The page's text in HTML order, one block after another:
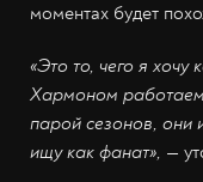
моментах будет
«Это то, чего я
Хармоном работаем
парой сезонов, они
ищу как фанат», —